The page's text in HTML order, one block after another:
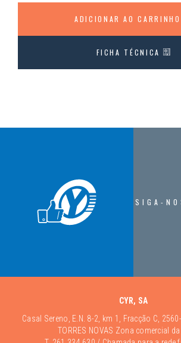
ADICIONAR AO
FICHA TÉCNICA
SIGA-
CYR, SA
Casal Sereno, E.N. 8-2, km 1, Fracção C,
TORRES NOVAS Zona comercial